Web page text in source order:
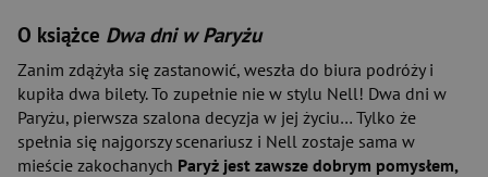
O książce Dwa dni w Paryżu
Zanim zdążyła się zastanowić, weszła do biura podróży i
kupiła dwa bilety. To zupełnie nie w stylu Nell! Dwa dni w
Paryżu, pierwsza szalona decyzja w jej życiu… Tylko że
spełnia się najgorszy scenariusz i Nell zostaje sama w
mieście zakochanych Paryż jest zawsze dobrym pomysłem,